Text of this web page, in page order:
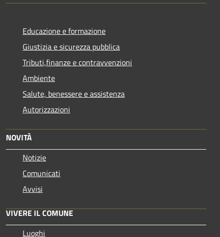
Educazione e formazione
Giustizia e sicurezza pubblica
Tributi,finanze e contravvenzioni
Ambiente
Salute, benessere e assistenza
Autorizzazioni
NOVITÀ
Notizie
Comunicati
Avvisi
VIVERE IL COMUNE
Luoghi